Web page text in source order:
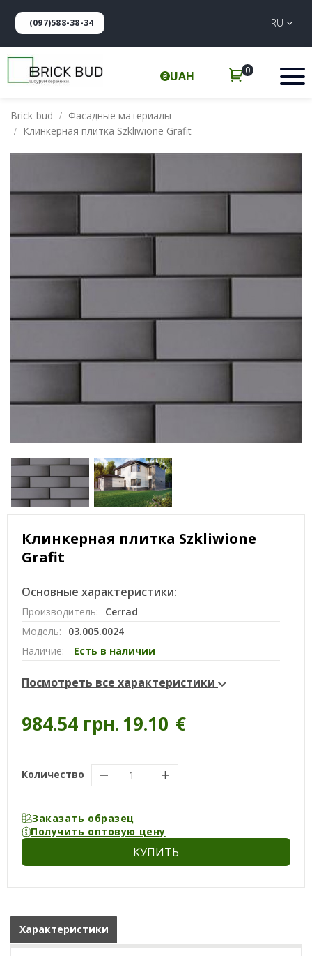
(097)588-38-34 RU
UAH 0
Brick-bud
Фасадные материалы
Клинкерная плитка Szkliwione Grafit
Клинкерная плитка Szkliwione
Grafit
Основные характеристики:
Производитель:
Cerrad
Модель:
03.005.0024
Наличие:
Есть в наличии
Посмотреть все характеристики
984.54 грн. 19.10 €
Количество
Заказать образец
Получить оптовую цену
КУПИТЬ
Характеристики